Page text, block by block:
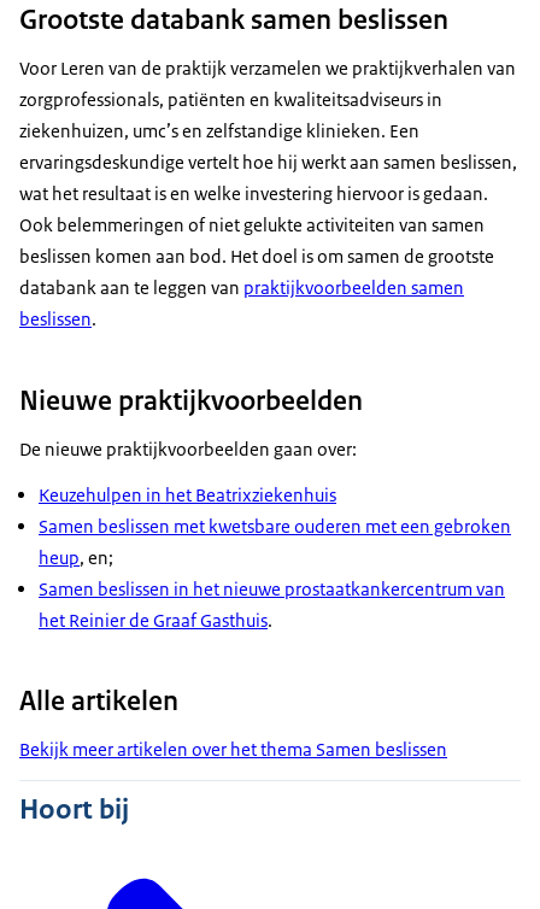
Grootste databank samen beslissen
Voor Leren van de praktijk verzamelen we praktijkverhalen van
zorgprofessionals, patiënten en kwaliteitsadviseurs in
ziekenhuizen, umc’s en zelfstandige klinieken. Een
ervaringsdeskundige vertelt hoe hij werkt aan samen beslissen,
wat het resultaat is en welke investering hiervoor is gedaan.
Ook belemmeringen of niet gelukte activiteiten van samen
beslissen komen aan bod. Het doel is om samen de grootste
databank aan te leggen van praktijkvoorbeelden samen
beslissen.
Nieuwe praktijkvoorbeelden
De nieuwe praktijkvoorbeelden gaan over:
Keuzehulpen in het Beatrixziekenhuis
Samen beslissen met kwetsbare ouderen met een gebroken
heup, en;
Samen beslissen in het nieuwe prostaatkankercentrum van
het Reinier de Graaf Gasthuis.
Alle artikelen
Bekijk meer artikelen over het thema Samen beslissen
Hoort bij